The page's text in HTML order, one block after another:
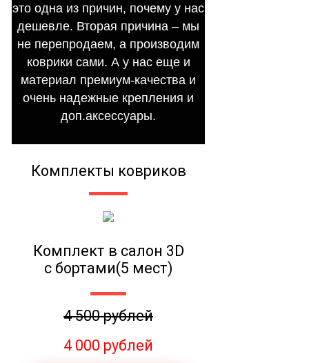
это одна из причин, почему у нас
дешевле. Вторая причина – мы
не перепродаем, а производим
коврики сами. А у нас еще и
материал премиум-качества и
очень надежные крепления и
доп.аксессуары.
Комплекты ковриков
Комплект в салон 3D
с бортами(5 мест)
4 500 рублей
4 000 рублей